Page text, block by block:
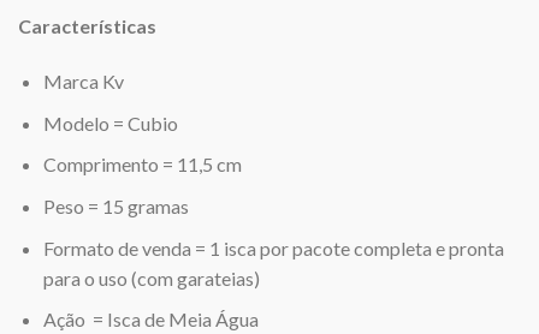
Características
Marca Kv
Modelo = Cubio
Comprimento = 11,5 cm
Peso = 15 gramas
Formato de venda = 1 isca por pacote completa e pronta
para o uso (com garateias)
Ação = Isca de Meia Água